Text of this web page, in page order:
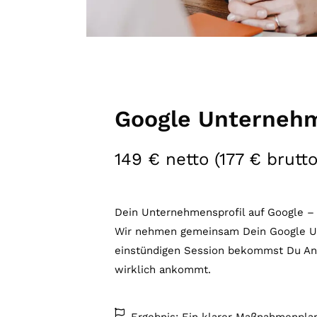
Google
149 € netto (177 €
Dein Unternehmensprofil auf Google
Wir nehmen gemeinsam Dein Google
einstündigen Session bekommst Du
wirklich ankommt.